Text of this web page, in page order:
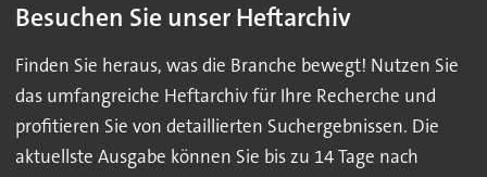
Besuchen Sie unser Heftarchiv
Finden Sie heraus, was die Branche bewegt! Nutzen Sie
das umfangreiche Heftarchiv für Ihre Recherche und
profitieren Sie von detaillierten Suchergebnissen. Die
aktuellste Ausgabe können Sie bis zu 14 Tage nach